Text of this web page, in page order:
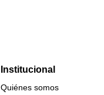
Institucional
Quiénes somos